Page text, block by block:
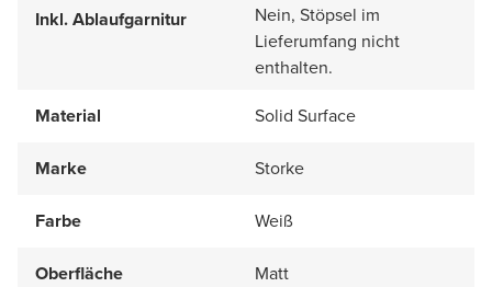
Inkl. Ablaufgarnitur
Nein, Stöpsel im
Lieferumfang nicht
enthalten.
Material
Solid Surface
Marke Storke
Farbe Weiß
Oberfläche Matt